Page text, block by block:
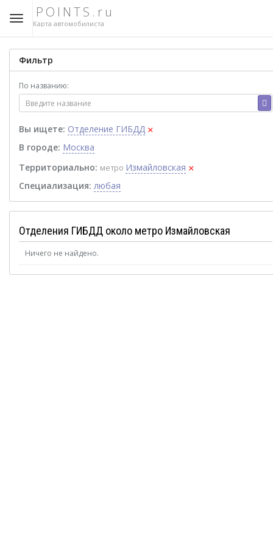
POINTS.ru
Карта автомобилиста
Фильтр
По названию:
Вы ищете: Отделение ГИБДД ×
В городе: Москва
Территориально: метро Измайловская ×
Специализация: любая
Отделения ГИБДД около метро Измайловская
Ничего не найдено.